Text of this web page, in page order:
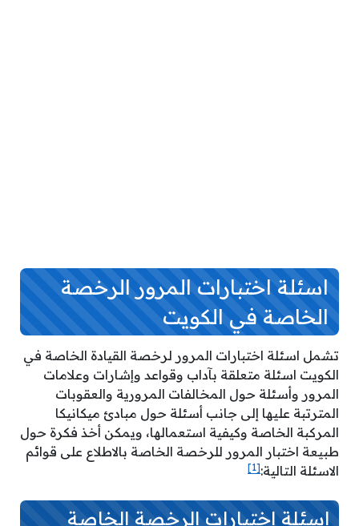
اسئلة اختبارات المرور الرخصة
الخاصة في الكويت
تشمل اسئلة اختبارات المرور لرخصة القيادة الخاصة في
الكويت اسئلة متعلقة بآداب وقواعد وإشارات وعلامات
المرور وأسئلة حول المخالفات المرورية والعقوبات
المترتبة عليها إلى جانب أسئلة حول مبادئ ميكانيكا
المركبة الخاصة وكيفية استعمالها، ويمكن أخذ فكرة حول
طبيعة اختبار المرور للرخصة الخاصة بالاطلاع على قوائم
الاسئلة التالية:[1]
اسئلة اختبارات الرخصة الخاصة